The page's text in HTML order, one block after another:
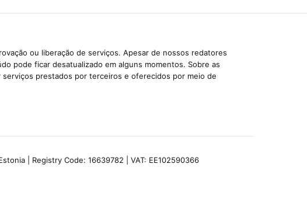
ou liberação de serviços. Apesar de nossos redatores
pode ficar desatualizado em alguns momentos. Sobre as
prestados por terceiros e oferecidos por meio de
| Registry Code: 16639782 | VAT: EE102590366